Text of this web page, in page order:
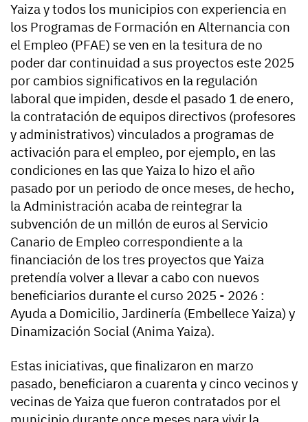
Yaiza y todos los municipios con experiencia en
los Programas de Formación en Alternancia con
el Empleo (PFAE) se ven en la tesitura de no
poder dar continuidad a sus proyectos este 2025
por cambios significativos en la regulación
laboral que impiden, desde el pasado 1 de enero,
la contratación de equipos directivos (profesores
y administrativos) vinculados a programas de
activación para el empleo, por ejemplo, en las
condiciones en las que Yaiza lo hizo el año
pasado por un periodo de once meses, de hecho,
la Administración acaba de reintegrar la
subvención de un millón de euros al Servicio
Canario de Empleo correspondiente a la
financiación de los tres proyectos que Yaiza
pretendía volver a llevar a cabo con nuevos
beneficiarios durante el curso 2025 - 2026 :
Ayuda a Domicilio, Jardinería (Embellece Yaiza) y
Dinamización Social (Anima Yaiza).
Estas iniciativas, que finalizaron en marzo
pasado, beneficiaron a cuarenta y cinco vecinos y
vecinas de Yaiza que fueron contratados por el